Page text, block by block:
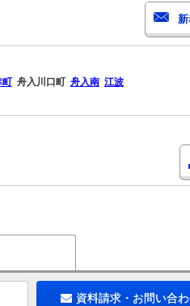
町 舟入川口町 舟入南 江波
資料請求・お問い合